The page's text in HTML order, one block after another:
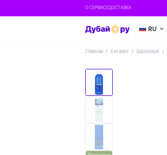
О СЕРВИСЕДОСТАВКА
RU
Главная Каталог Здоровье